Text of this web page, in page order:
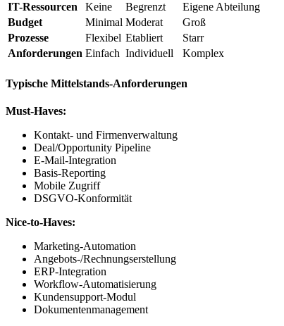
IT-Ressourcen
Keine Begrenzt
Eigene Abteilung
Budget
Minimal Moderat
Groß
Prozesse
Flexibel Etabliert
Starr
Anforderungen Einfach Individuell Komplex
Typische Mittelstands-Anforderungen
Must-Haves:
Kontakt- und Firmenverwaltung
Deal/Opportunity Pipeline
E-Mail-Integration
Basis-Reporting
Mobile Zugriff
DSGVO-Konformität
Nice-to-Haves:
Marketing-Automation
Angebots-/Rechnungserstellung
ERP-Integration
Workflow-Automatisierung
Kundensupport-Modul
Dokumentenmanagement